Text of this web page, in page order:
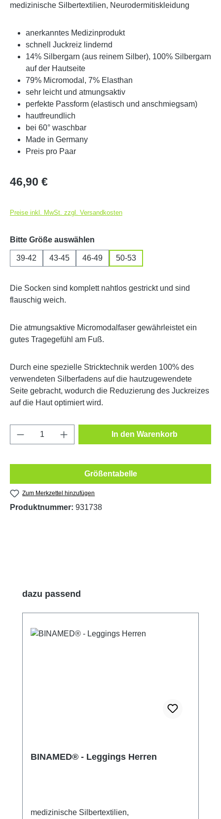
medizinische Silbertextilien, Neurodermitiskleidung
anerkanntes Medizinprodukt
schnell Juckreiz lindernd
14% Silbergarn (aus reinem Silber), 100% Silbergarn
auf der Hautseite
79% Micromodal, 7% Elasthan
sehr leicht und atmungsaktiv
perfekte Passform (elastisch und anschmiegsam)
hautfreundlich
bei 60° waschbar
Made in Germany
Preis pro Paar
Regulärer Preis:
46,90 €
Preise inkl. MwSt. zzgl. Versandkosten
Bitte Größe auswählen
39-42 43-45 46-49 50-53
Die Socken sind komplett nahtlos gestrickt und sind
flauschig weich.
Die atmungsaktive Micromodalfaser gewährleistet ein
gutes Tragegefühl am Fuß.
Durch eine spezielle Stricktechnik werden 100% des
verwendeten Silberfadens auf die hautzugewendete
Seite gebracht, wodurch die Reduzierung des Juckreizes
auf die Haut optimiert wird.
Produkt Anzahl: Gib den gewünschten
In den Warenkorb
Größentabelle
Zum Merkzettel hinzufügen
Produktnummer: 931738
Produktgalerie überspringen
dazu passend
BINAMED® - Leggings Herren
medizinische Silbertextilien,